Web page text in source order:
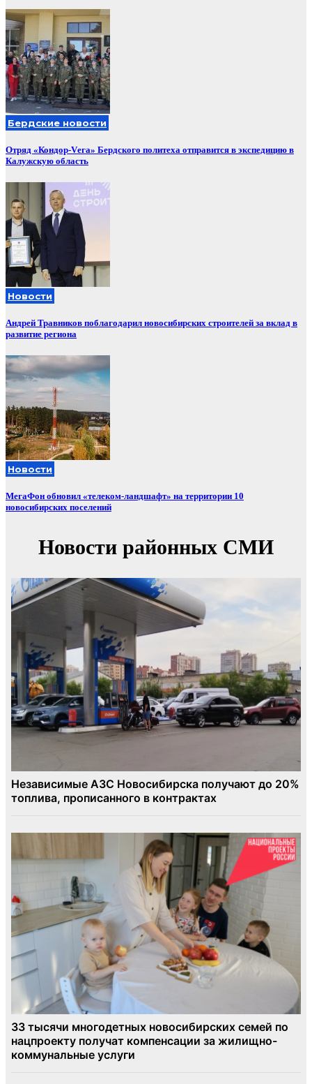
Бердские новости
Отряд «Кондор-Vега» Бердского политеха отправится в экспедицию в
Калужскую область
Новости
Андрей Травников поблагодарил новосибирских строителей за вклад в
развитие региона
Новости
МегаФон обновил «телеком-ландшафт» на территории 10
новосибирских поселений